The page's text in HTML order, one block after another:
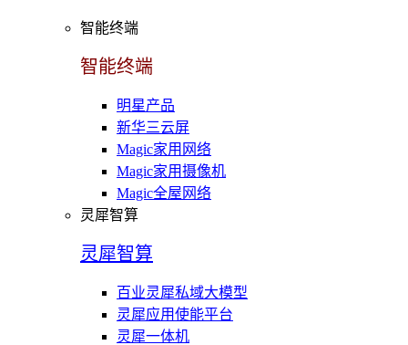
智能终端
智能终端
明星产品
新华三云屏
Magic家用网络
Magic家用摄像机
Magic全屋网络
灵犀智算
灵犀智算
百业灵犀私域大模型
灵犀应用使能平台
灵犀一体机